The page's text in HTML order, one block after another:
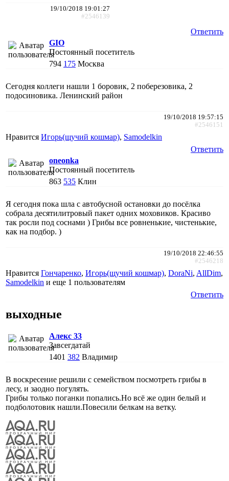
19/10/2018 19:01:27
#2546139
Ответить
GIO
Постоянный посетитель
794 175 Москва
Сегодня коллеги нашли 1 боровик, 2 поберезовика, 2
подосиновика. Ленинский район
19/10/2018 19:57:15
#2546151
Нравится Игорь(щучий кошмар), Samodelkin
Ответить
oneonka
Постоянный посетитель
863 535 Клин
Я сегодня пока шла с автобусной остановки до посёлка
собрала десятилитровый пакет одних моховиков. Красиво
так росли под соснами ) Грибы все ровненькие, чистенькие,
как на подбор. )
19/10/2018 22:46:55
#2546218
Нравится Гончаренко, Игорь(щучий кошмар), DoraNi, AllDim,
Samodelkin и еще 1 пользователям
Ответить
выходные
Алекс 33
Завсегдатай
1401 382 Владимир
В воскресение решили с семейством посмотреть грибы в
лесу, и заодно погулять.
Грибы только поганки попались.Но всё же один белый и
подболотовик нашли.Повесили белкам на ветку.